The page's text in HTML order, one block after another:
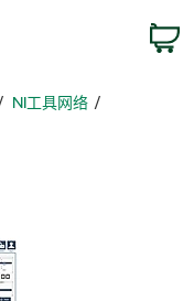
NI工具网络